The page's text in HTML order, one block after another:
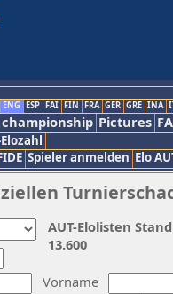
ENG ESP FAI FIN FRA GER GRE INA
championship Pictures
Spieler anmelden Elo
Vorname
AUT-Elolisten
13.600